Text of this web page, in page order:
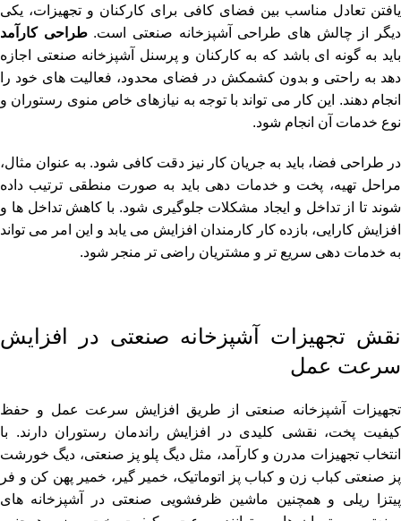
یافتن تعادل مناسب بین فضای کافی برای کارکنان و تجهیزات، یکی
دیگر از چالش های طراحی آشپزخانه صنعتی است.طراحی کارآمد
باید به گونه ای باشد که به کارکنان و پرسنل آشپزخانه صنعتی اجازه
دهد به راحتی و بدون کشمکش در فضای محدود، فعالیت های خود را
انجام دهند. این کار می تواند با توجه به نیازهای خاص منوی رستوران و
نوع خدمات آن انجام شود.
در طراحی فضا، باید به جریان کار نیز دقت کافی شود. به عنوان مثال،
مراحل تهیه، پخت و خدمات دهی باید به صورت منطقی ترتیب داده
شوند تا از تداخل و ایجاد مشکلات جلوگیری شود. با کاهش تداخل ها و
افزایش کارایی، بازده کار کارمندان افزایش می یابد و این امر می تواند
به خدمات دهی سریع تر و مشتریان راضی تر منجر شود.
نقش تجهیزات آشپزخانه صنعتی در افزایش
سرعت عمل
تجهیزات آشپزخانه صنعتی از طریق افزایش سرعت عمل و حفظ
کیفیت پخت، نقشی کلیدی در افزایش راندمان رستوران دارند. با
انتخاب تجهیزات مدرن و کارآمد، مثل دیگ پلو پز صنعتی، دیگ خورشت
پز صنعتی کباب زن و کباب پز اتوماتیک، خمیر گیر، خمیر پهن کن و فر
پیتزا ریلی و همچنین ماشین ظرفشویی صنعتی در آشپزخانه های